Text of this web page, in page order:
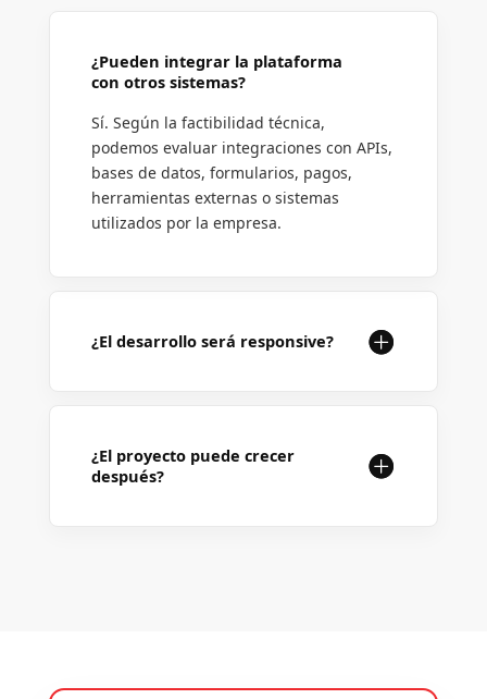
¿Pueden integrar la plataforma
con otros sistemas?
Sí. Según la factibilidad técnica,
podemos evaluar integraciones con APIs,
bases de datos, formularios, pagos,
herramientas externas o sistemas
utilizados por la empresa.
¿El desarrollo será responsive?
¿El proyecto puede crecer
después?